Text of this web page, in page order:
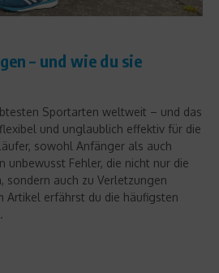
– und wie du sie
Sportarten weltweit – und das
und unglaublich effektiv für die
sowohl Anfänger als auch
unbewusst Fehler, die nicht nur die
sondern auch zu Verletzungen
Artikel erfährst du die häufigsten